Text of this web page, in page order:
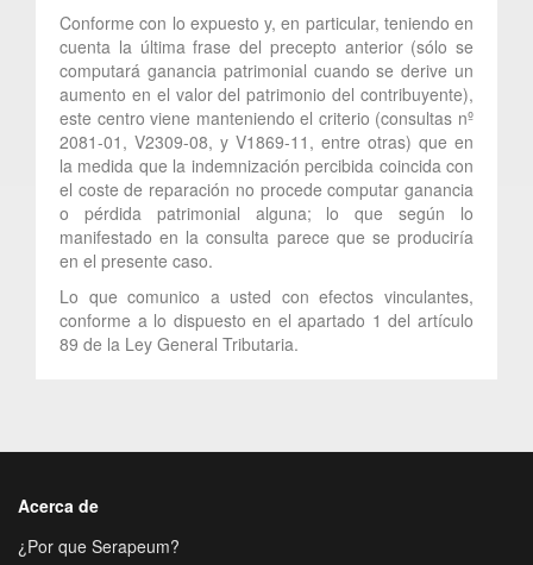
Conforme con lo expuesto y, en particular, teniendo en
cuenta la última frase del precepto anterior (sólo se
computará ganancia patrimonial cuando se derive un
aumento en el valor del patrimonio del contribuyente),
este centro viene manteniendo el criterio (consultas nº
2081-01, V2309-08, y V1869-11, entre otras) que en
la medida que la indemnización percibida coincida con
el coste de reparación no procede computar ganancia
o pérdida patrimonial alguna; lo que según lo
manifestado en la consulta parece que se produciría
en el presente caso.
Lo que comunico a usted con efectos vinculantes,
conforme a lo dispuesto en el apartado 1 del artículo
89 de la Ley General Tributaria.
Acerca de
¿Por que Serapeum?